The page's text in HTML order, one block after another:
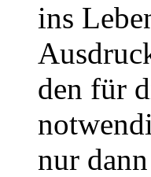
ins
den für
nur